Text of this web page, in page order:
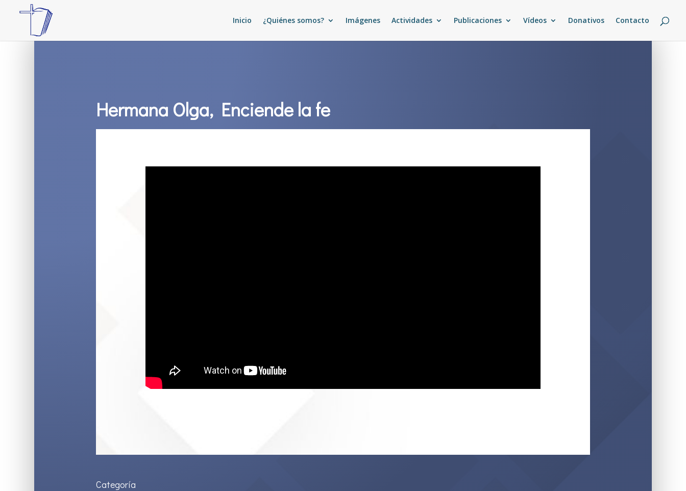
Inicio ¿Quiénes somos? Imágenes Actividades Publicaciones Vídeos Donativos Contacto
Hermana Olga, Enciende la fe
Categoría